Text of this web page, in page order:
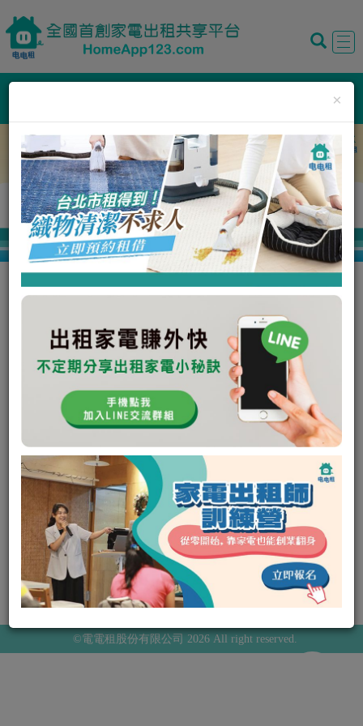
僅限現在可租
<
×
關於我們 品牌合作 服務條款 隱私權政策
02-27123335
service@homeapp123.com
LINE官方客服
11064 台北市信義區永吉路30巷158弄21號
©電電租股份有限公司 2026 All right reserved.